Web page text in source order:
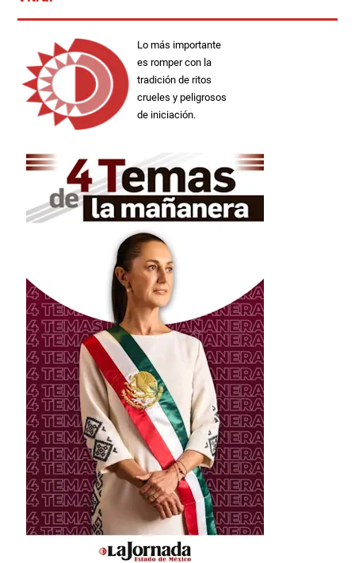
Lo más importante
es romper con la
tradición de ritos
crueles y peligrosos
de iniciación.